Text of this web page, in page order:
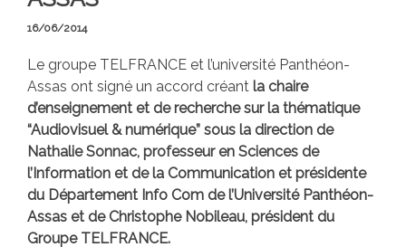
16/06/2014
Le groupe TELFRANCE et l’université Panthéon-
Assas ont signé un accord créant la chaire
d’enseignement et de recherche sur la thématique
“Audiovisuel & numérique” sous la direction de
Nathalie Sonnac, professeur en Sciences de
l’Information et de la Communication et présidente
du Département Info Com de l’Université Panthéon-
Assas et de Christophe Nobileau, président du
Groupe TELFRANCE.